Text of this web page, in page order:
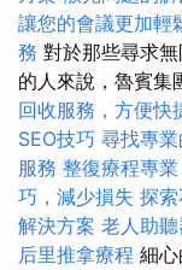
讓您的會議更加輕
務 對於那些尋求
的人來說，魯賓集
回收服務，方便快
SEO技巧 尋找專
服務 整復療程專業
巧，減少損失 探
解決方案 老人助
后里推拿療程 細心